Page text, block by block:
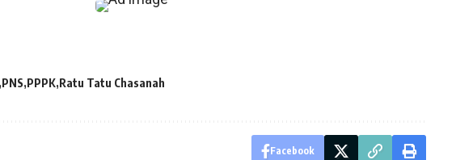
PNS PPPK Ratu Tatu Chasanah
Facebook